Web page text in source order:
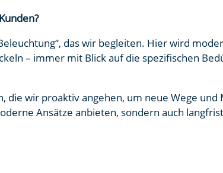
das wir begleiten. Hier wird
– immer mit Blick auf die spezifischen
die wir proaktiv angehen, um neue Wege und
Ansätze anbieten, sondern auch